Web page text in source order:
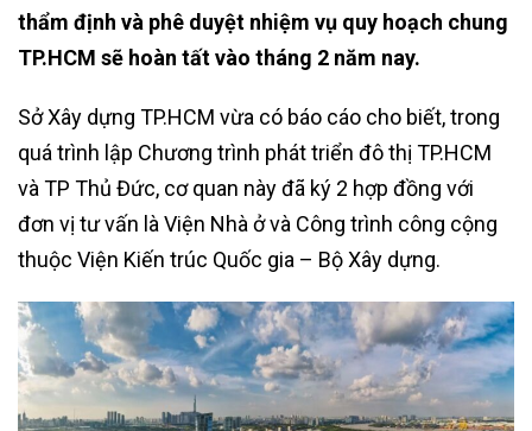
thẩm định và phê duyệt nhiệm vụ quy hoạch chung
TP.HCM sẽ hoàn tất vào tháng 2 năm nay.
Sở Xây dựng TP.HCM vừa có báo cáo cho biết, trong
quá trình lập Chương trình phát triển đô thị TP.HCM
và TP Thủ Đức, cơ quan này đã ký 2 hợp đồng với
đơn vị tư vấn là Viện Nhà ở và Công trình công cộng
thuộc Viện Kiến trúc Quốc gia – Bộ Xây dựng.